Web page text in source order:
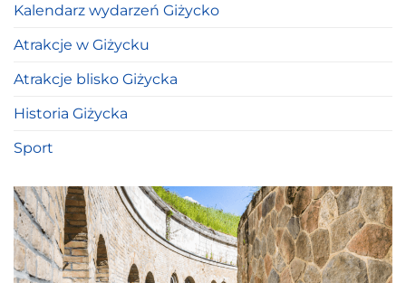
Kalendarz wydarzeń Giżycko
Atrakcje w Giżycku
Atrakcje blisko Giżycka
Historia Giżycka
Sport